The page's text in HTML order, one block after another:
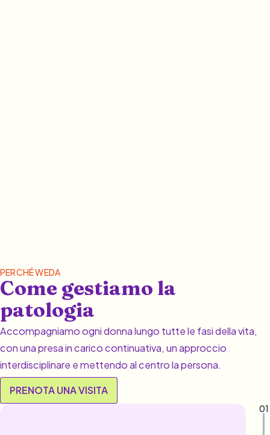
PERCHÉ WEDA
Come gestiamo la
patologia
Accompagniamo ogni donna lungo tutte le fasi della vita,
con una presa in carico continuativa, un approccio
interdisciplinare e mettendo al centro la persona.
PRENOTA UNA VISITA
01